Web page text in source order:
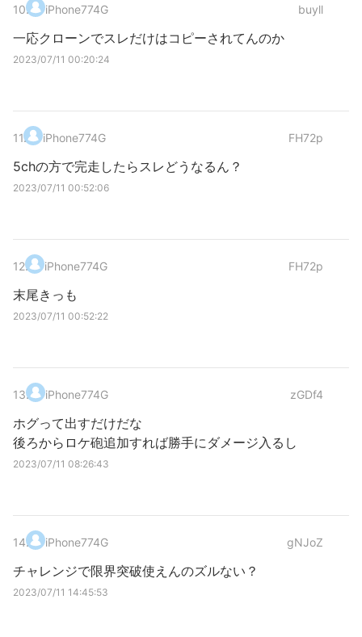
10. iPhone774G buyll
一応クローンでスレだけはコピーされてんのか
2023/07/11 00:20:24
11. iPhone774G FH72p
5chの方で完走したらスレどうなるん？
2023/07/11 00:52:06
12. iPhone774G FH72p
末尾きっも
2023/07/11 00:52:22
13. iPhone774G zGDf4
ホグって出すだけだな
後ろからロケ砲追加すれば勝手にダメージ入るし
2023/07/11 08:26:43
14. iPhone774G gNJoZ
チャレンジで限界突破使えんのズルない？
2023/07/11 14:45:53